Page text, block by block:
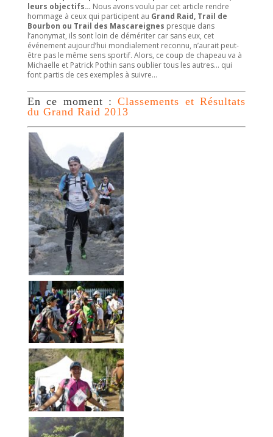
leurs objectifs… Nous avons voulu par cet article rendre
hommage à ceux qui participent au Grand Raid, Trail de
Bourbon ou Trail des Mascareignes presque dans
l’anonymat, ils sont loin de démériter car sans eux, cet
événement aujourd’hui mondialement reconnu, n’aurait peut-
être pas le même sens sportif. Alors, ce coup de chapeau va à
Michaelle et Patrick Pothin sans oublier tous les autres… qui
font partis de ces exemples à suivre…
En ce moment :Classements et Résultats
du Grand Raid 2013